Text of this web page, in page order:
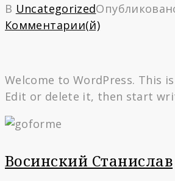
В Uncategorized
Комментарии(й)
Welcome to WordPress. This
Edit or delete it, then start
Восинский Станислав